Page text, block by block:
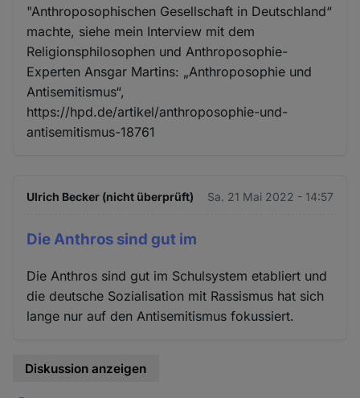
"Anthroposophischen Gesellschaft in Deutschland“
machte, siehe mein Interview mit dem
Religionsphilosophen und Anthroposophie-
Experten Ansgar Martins: „Anthroposophie und
Antisemitismus“,
https://hpd.de/artikel/anthroposophie-und-
antisemitismus-18761
Ulrich Becker (nicht überprüft) Sa. 21 Mai 2022 - 14:57
Die Anthros sind gut im
Die Anthros sind gut im Schulsystem etabliert und
die deutsche Sozialisation mit Rassismus hat sich
lange nur auf den Antisemitismus fokussiert.
Diskussion anzeigen